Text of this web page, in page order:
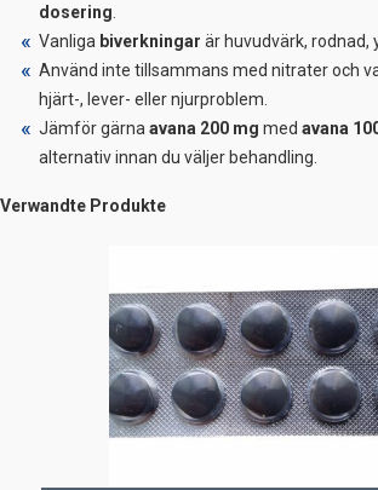
dosering
Vanliga biverkningar är huvudvärk, rodnad,
Använd inte tillsammans med nitrater och
hjärt-, lever- eller njurproblem.
Jämför gärna avana 200 mg med avana
alternativ innan du väljer behandling.
Verwandte Produkte